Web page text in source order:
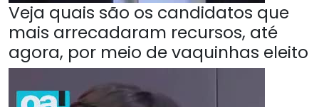
Veja quais são os candidatos que
mais arrecadaram recursos, até
agora, por meio de vaquinhas eleito